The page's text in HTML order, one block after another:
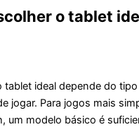
o tablet
tablet ideal depende do
jogar. Para jogos mais
um modelo básico é